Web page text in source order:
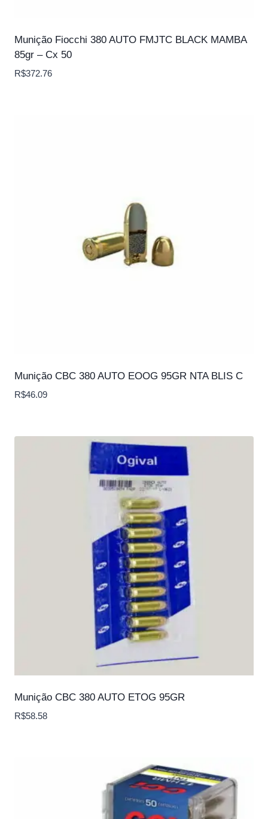
Munição Fiocchi 380 AUTO FMJTC BLACK MAMBA
85gr – Cx 50
R$372.76
Munição CBC 380 AUTO EOOG 95GR NTA BLIS C
R$46.09
Munição CBC 380 AUTO ETOG 95GR
R$58.58